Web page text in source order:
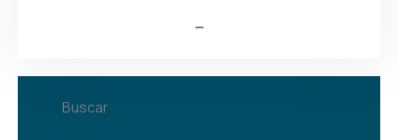
Buscar